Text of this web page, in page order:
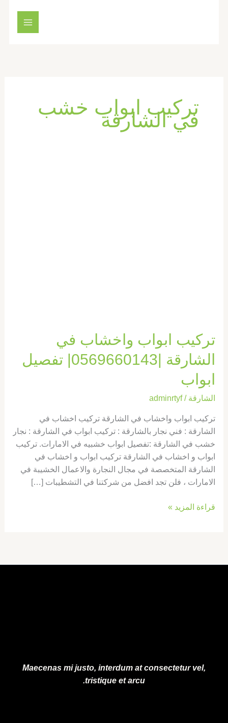
تركيب ابواب خشب
في الشارقة
تركيب ابواب واخشاب في
الشارقة |0569660143| تفصيل
ابواب
الشارقة /
adminrtyf
تركيب ابواب واخشاب في الشارقة تركيب اخشاب في
الشارقة : فني نجار بالشارقة : تركيب ابواب في الشارقة : نجار
خشب في الشارقة :تفصيل ابواب خشبيه في الامارات. تركيب
ابواب و اخشاب في الشارقة تركيب ابواب و اخشاب في
الشارقة المتخصصة في مجال النجارة والاعمال الخشيبة في
الامارات ، فلن تجد افضل من شركتنا في التشطيبات […]
قراءة المزيد »
Maecenas mi justo, interdum at consectetur vel,
tristique et arcu.